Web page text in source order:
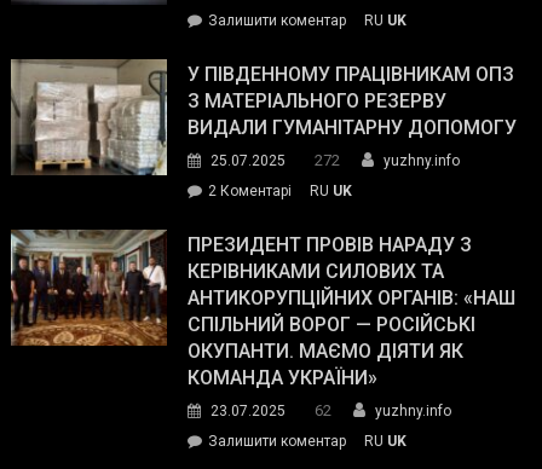
Залишити коментарon
завойовує
симпатії
виборців
The
Street
Journal.
RU UK
У ПІВДЕННОМУ ПРАЦІВНИКАМ ОПЗ
З МАТЕРІАЛЬНОГО РЕЗЕРВУ
ВИДАЛИ ГУМАНІТАРНУ ДОПОМОГУ
25.07.2025 272
yuzhny.info
2 Коментарі
Південному
працівникам
ОПЗ
з
матеріального
резерву
гуманітарну
допомогу
RU UK
ПРЕЗИДЕНТ ПРОВІВ НАРАДУ З
КЕРІВНИКАМИ СИЛОВИХ ТА
АНТИКОРУПЦІЙНИХ ОРГАНІВ: «НАШ
СПІЛЬНИЙ ВОРОГ — РОСІЙСЬКІ
ОКУПАНТИ. МАЄМО ДІЯТИ ЯК
КОМАНДА УКРАЇНИ»
23.07.2025 62
yuzhny.info
Залишити коментарon
RU UK